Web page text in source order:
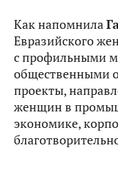
Как напомнила
Евразийского
с профильными
общественными
проекты,
женщин в
экономике,